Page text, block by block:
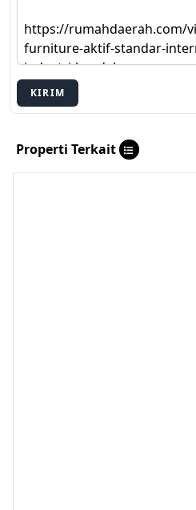
KIRIM
Properti Terkait